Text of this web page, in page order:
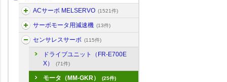
ACサーボ MELSERVO (1521件)
サーボモータ用減速機 (13件)
センサレスサーボ (115件)
ドライブユニット（FR-E700E
X）
(71件)
モータ（MM-GKR） (25件)